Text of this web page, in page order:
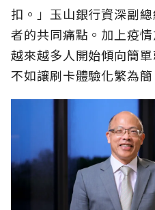
扣。」玉山銀行資深副
者的共同痛點。加上疫
越來越多人開始傾向簡
不如讓刷卡體驗化繁為簡